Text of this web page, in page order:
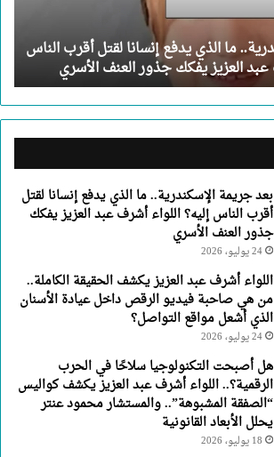
ما الذي يدفع إنسانا لقتل أقرب الناس
عبد العزيز يفكك جذور العنف الأسري
بعد جريمة الإسكندرية.. ما الذي يدفع إنسانا لقتل
أقرب الناس إليه؟ اللواء أشرف عبد العزيز يفكك
جذور العنف الأسري
24 يوليو، 2026
اللواء أشرف عبد العزيز يكشف الحقيقة الكاملة..
من هي صاحبة فيديو الرقص داخل عيادة الأسنان
الذي أشعل مواقع التواصل؟
24 يوليو، 2026
هل أصبحت التكنولوجيا سلاحًا في الحرب
الرقمية؟.. اللواء أشرف عبد العزيز يكشف كواليس
“الصفقة المشبوهة”.. والمستشار محمود عنتر
يحلل الأبعاد القانونية
18 يوليو، 2026